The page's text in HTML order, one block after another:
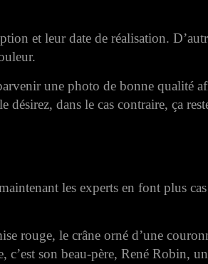
et leur date de réalisation.
une photo de bonne qualité
dans le cas contraire, ça
les experts en font plus cas
rouge, le crâne orné d’une
c’est son beau-père, René Robin,